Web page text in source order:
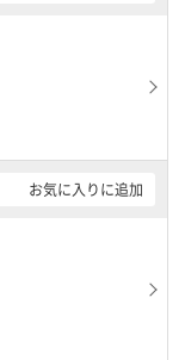
お気に入りに追加